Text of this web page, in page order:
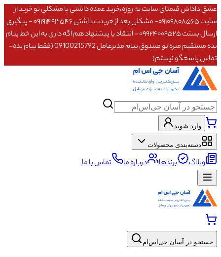
عشق داداش قیمتای سایت به روزه،خرید عمده داشتی یا مشکلی تو خرید از
سایت ۰۹۱۰۹۸۰۸۵۶۵- مشکلی بعد از خریدت داشتی ۰۹۱۹۱۴۹۳۵۴۶ - پیگیری
ارسال بستت ۰۹۹۲۴۰۰۹۵۲۵ - انتقاد یا پیشنهاد هم اگه داری به این خط پیام
بده مستقیم میره تو صندوق پیام مدیرعامل 09100215792 (فقط پیام بده-
تماس پاسخگو نیستم)
وارد شوید
دسته‌بندی محصولات
وبلاگ برندها درباره ما تماس با ما
جستجو در آسان جی‌اس‌ام